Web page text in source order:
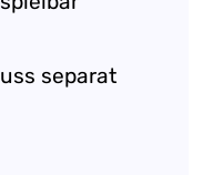
separat